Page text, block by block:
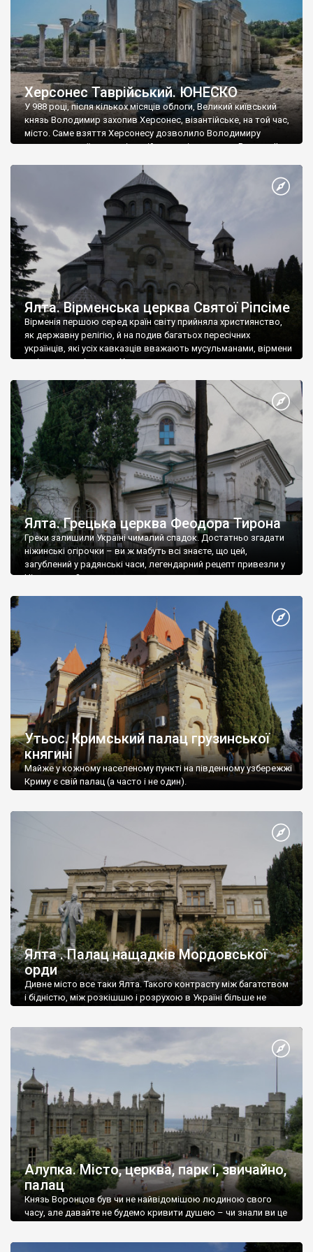
Херсонес Таврійський. ЮНЕСКО
У 988 році, після кількох місяців облоги, Великий київський
князь Володимир захопив Херсонес, візантійське, на той час,
місто. Саме взяття Херсонесу дозволило Володимиру
диктувати свої умови візантійському імператору Василю ІІ, та
Херсонесі Володимир-язичник, став Василем-християнином.
А потім було Хрещення Русі. На честь Херсонесу Таврійського
Ялта. Вірменська церква Святої Ріпсіме
Вірменія першою серед країн світу прийняла християнство,
як державну релігію, й на подив багатьох пересічних
українців, які усіх кавказців вважають мусульманами, вірмени
є відданими вірянами Христа
Ялта. Грецька церква Феодора Тирона
Греки залишили Україні чималий спадок. Достатньо згадати
ніжинські огірочки – ви ж мабуть всі знаєте, що цей,
загублений у радянські часи, легендарний рецепт привезли у
Ніжин греки?
Утьос. Кримський палац грузинської
княгині
Майже у кожному населеному пункті на південному узбережжі
Криму є свій палац (а часто і не один).
Ялта . Палац нащадків Мордовської
орди
Дивне місто все таки Ялта. Такого контрасту між багатством
і бідністю, між розкішшю і розрухою в Україні більше не
Алупка. Місто, церква, парк і, звичайно,
палац
Князь Воронцов був чи не найвідомішою людиною свого
часу, але давайте не будемо кривити душею – чи знали ви це